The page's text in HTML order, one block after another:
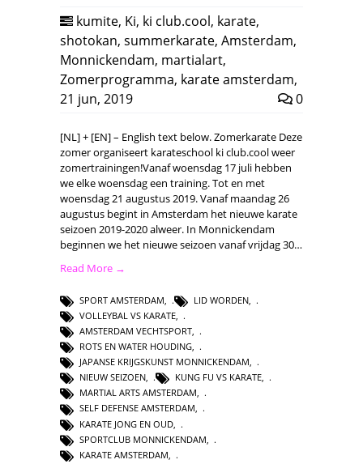
kumite, Ki, ki club.cool, karate,
shotokan, summerkarate, Amsterdam,
Monnickendam, martialart,
Zomerprogramma, karate amsterdam,
21 jun, 2019
0
[NL] + [EN] – English text below. Zomerkarate Deze
zomer organiseert karateschool ki club.cool weer
zomertrainingen!Vanaf woensdag 17 juli hebben
we elke woensdag een training. Tot en met
woensdag 21 augustus 2019. Vanaf maandag 26
augustus begint in Amsterdam het nieuwe karate
seizoen 2019-2020 alweer. In Monnickendam
beginnen we het nieuwe seizoen vanaf vrijdag 30…
Read More →
SPORT AMSTERDAM, LID WORDEN,
VOLLEYBAL VS KARATE,
AMSTERDAM VECHTSPORT,
ROTS EN WATER HOUDING,
JAPANSE KRIJGSKUNST MONNICKENDAM,
NIEUW SEIZOEN, KUNG FU VS KARATE,
MARTIAL ARTS AMSTERDAM,
SELF DEFENSE AMSTERDAM,
KARATE JONG EN OUD
SPORTCLUB MONNICKENDAM
KARATE AMSTERDAM